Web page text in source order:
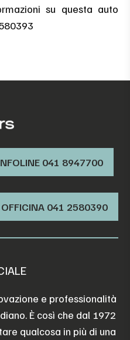
su questa auto
041 8947700
OFFICINA ‭041 2580390‬
e professionalità
È così che dal 1972
qualcosa in più di una